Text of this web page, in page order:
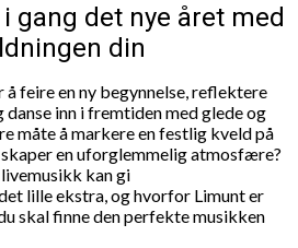
gang det nye året med
din
feire en ny begynnelse, reflektere
inn i fremtiden med glede og
måte å markere en festlig kveld på
en uforglemmelig atmosfære?
kan gi
lille ekstra, og hvorfor Limunt er
skal finne den perfekte musikken